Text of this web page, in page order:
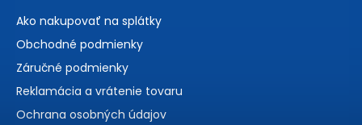
Ako nakupovať na splátky
Obchodné podmienky
Záručné podmienky
Reklamácia a vrátenie tovaru
Ochrana osobných údajov